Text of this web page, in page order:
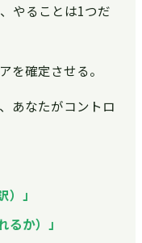
やることは1つだ
を確定させる。
あなたがコントロ
）」
るか）」